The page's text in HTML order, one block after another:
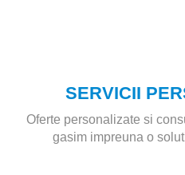
SERVICII
Oferte personalizate si
gasim impreuna o